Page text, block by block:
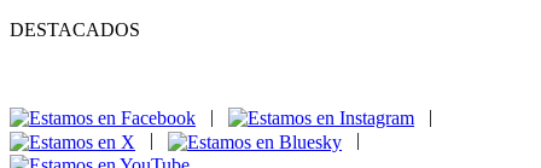
DESTACADOS
|
|
|
|